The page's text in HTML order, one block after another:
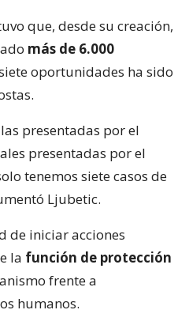
que, desde su creación,
más de 6.000
oportunidades ha sido
presentadas por el
presentadas por el
tenemos siete casos de
Ljubetic.
de iniciar acciones
la función de protección
frente a
humanos.